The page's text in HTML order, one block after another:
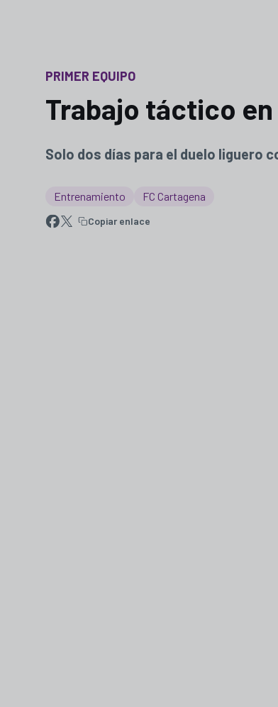
PRIMER EQUIPO
Trabajo táctico
Solo dos días para el duelo liguero
Entrenamiento FC Cartagena
Copiar enlace